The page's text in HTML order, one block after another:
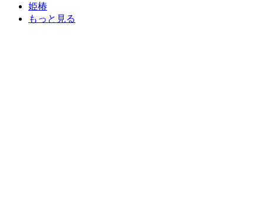
姫椿
もっと見る